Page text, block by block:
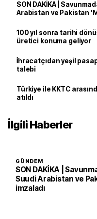
SON DAKİKA |
Arabistan ve Pakistan
100 yıl sonra tarihi
üretici konuma geliyor
İhracatçıdan yeşil
talebi
Türkiye ile KKTC
atıldı
İlgili Haberler
GÜNDEM
SON DAKİKA |
Suudi Arabistan ve
imzaladı